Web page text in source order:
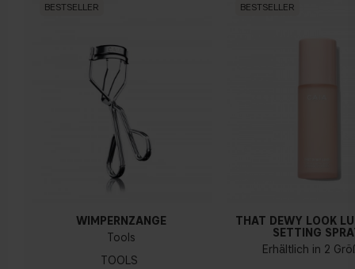
BESTSELLER
WIMPERNZANGE
Tools
TOOLS
BESTSELLER
THAT DEWY LOOK
SETTING
Erhältlich in 2